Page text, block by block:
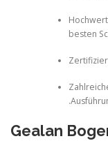
besten
Gealan